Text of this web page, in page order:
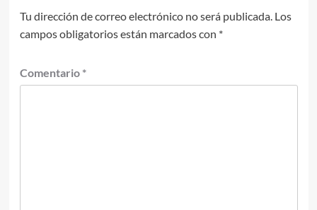
Tu dirección de correo electrónico no será publicada. Los
campos obligatorios están marcados con *
Comentario *